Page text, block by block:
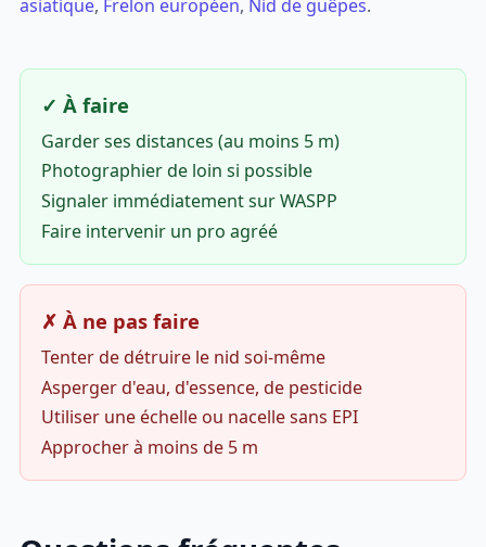
asiatique, Frelon européen, Nid de guêpes.
✓ À faire
Garder ses distances (au moins 5 m)
Photographier de loin si possible
Signaler immédiatement sur WASPP
Faire intervenir un pro agréé
✗ À ne pas faire
Tenter de détruire le nid soi-même
Asperger d'eau, d'essence, de pesticide
Utiliser une échelle ou nacelle sans EPI
Approcher à moins de 5 m